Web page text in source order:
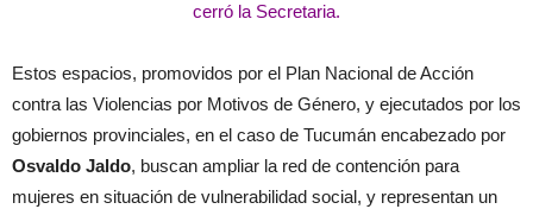
cerró la Secretaria.
Estos espacios, promovidos por el Plan Nacional de Acción
contra las Violencias por Motivos de Género, y ejecutados por los
gobiernos provinciales, en el caso de Tucumán encabezado por
Osvaldo Jaldo, buscan ampliar la red de contención para
mujeres en situación de vulnerabilidad social, y representan un